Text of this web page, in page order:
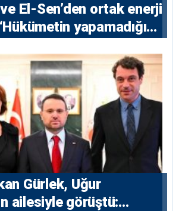
El-Sen’den ortak enerji
yapamadığını
Gürlek, Uğur
ailesiyle görüştü: